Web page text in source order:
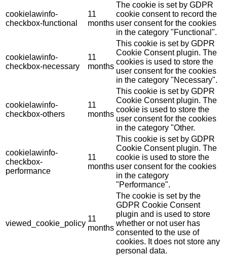
cookielawinfo-
checkbox-functional
11
months
The cookie is set by GDPR
cookie consent to record the
user consent for the cookies
in the category "Functional".
cookielawinfo-
checkbox-necessary
11
months
This cookie is set by GDPR
Cookie Consent plugin. The
cookies is used to store the
user consent for the cookies
in the category "Necessary".
cookielawinfo-
checkbox-others
11
months
This cookie is set by GDPR
Cookie Consent plugin. The
cookie is used to store the
user consent for the cookies
in the category "Other.
cookielawinfo-
checkbox-
performance
11
months
This cookie is set by GDPR
Cookie Consent plugin. The
cookie is used to store the
user consent for the cookies
in the category
"Performance".
viewed_cookie_policy
11
months
The cookie is set by the
GDPR Cookie Consent
plugin and is used to store
whether or not user has
consented to the use of
cookies. It does not store any
personal data.